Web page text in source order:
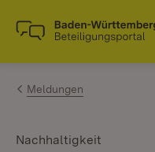
Zum Inhalt
Link zur Startseite
Meldungen
Nachhaltigkeit